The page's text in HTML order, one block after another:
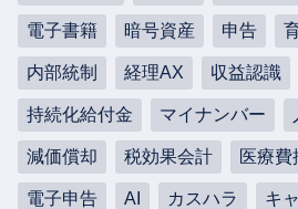
電子書籍 暗号資産 申告
内部統制 経理AX 収益認識
持続化給付金 マイナンバー
減価償却 税効果会計 医療費
電子申告 AI カスハラ キ